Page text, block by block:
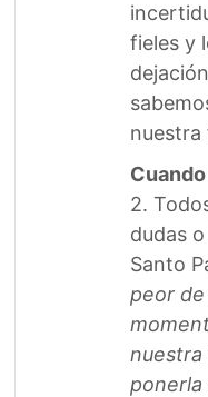
fieles y
nuestra
2.
dudas
Santo
peor
nuestra
ponerla